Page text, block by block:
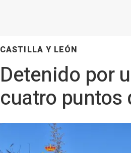
CASTILLA Y LEÓN
Detenido por
cuatro puntos